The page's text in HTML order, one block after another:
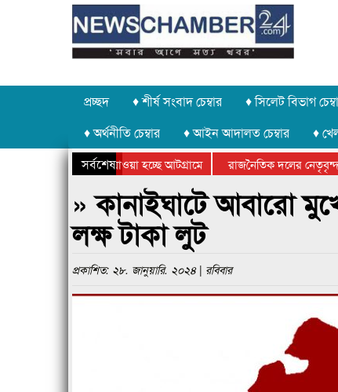
প্রচ্ছদ ♦ শীর্ষ সংবাদ চেম্বার ♦ সিলেট বিভাগ
♦ অর্থনীতি চেম্বার
♦ আইন আদালত চেম্বার ♦
সর্বশেষ
চুরি করে নিয়ে যাওয়া হচ্ছে আটগ্রামে রাজনৈতিক দলের নেতৃবৃন্দ
ক্রীড়া প্রতিযোগিতার পুরস্কার বিতরণ সম্পন্ন
সিলেটে বাংলাদেশ গ্রুপ
» কানাইঘাটে আবারো
লক্ষ টাকা লুট
প্রকাশিত: ২৮. জানুয়ারি. ২০২৪ | রবিবার